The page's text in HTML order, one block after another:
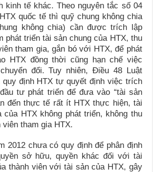
kinh tế khác. Theo nguyên tắc số 04
quốc tế thì quỹ chung không chia
không chia) cần được trích lập
phát triển tài sản chung của HTX, thu
tham gia, gắn bó với HTX, để phát
HTX đồng thời cũng hạn chế việc
đổi. Tuy nhiên, Điều 48 Luật
quy định HTX tự quyết định việc trích
tư phát triển để đưa vào “tài sản
đến thực tế rất ít HTX thực hiện, tài
của HTX không phát triển, không thu
tham gia HTX.
2012 chưa có quy định để phân định
sở hữu, quyền khác đối với tài
thành viên với tài sản của HTX, gây